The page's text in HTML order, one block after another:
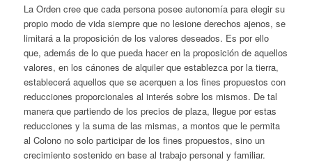
La Orden cree que cada persona posee autonomía para elegir su
propio modo de vida siempre que no lesione derechos ajenos, se
limitará a la proposición de los valores deseados. Es por ello
que, además de lo que pueda hacer en la proposición de aquellos
valores, en los cánones de alquiler que establezca por la tierra,
establecerá aquellos que se acerquen a los fines propuestos con
reducciones proporcionales al interés sobre los mismos. De tal
manera que partiendo de los precios de plaza, llegue por estas
reducciones y la suma de las mismas, a montos que le permita
al Colono no solo participar de los fines propuestos, sino un
crecimiento sostenido en base al trabajo personal y familiar.